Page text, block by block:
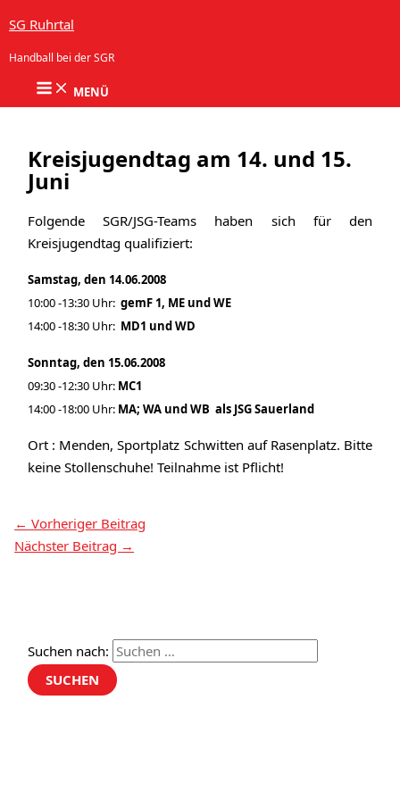
Zum Inhalt springen
SG Ruhrtal
Handball bei der SGR
MENÜ
Kreisjugendtag am 14. und 15.
Juni
Folgende SGR/JSG-Teams haben sich für den
Kreisjugendtag qualifiziert:
Samstag, den 14.06.2008
10:00 -13:30 Uhr: gemF 1, ME und WE
14:00 -18:30 Uhr: MD1 und WD
Sonntag, den 15.06.2008
09:30 -12:30 Uhr: MC1
14:00 -18:00 Uhr: MA; WA und WB als JSG Sauerland
Ort : Menden, Sportplatz Schwitten auf Rasenplatz. Bitte
keine Stollenschuhe! Teilnahme ist Pflicht!
← Vorheriger Beitrag
Nächster Beitrag →
Suchen nach: